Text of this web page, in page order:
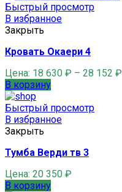
Быстрый просмотр
В избранное
Закрыть
Кровать Окаери 4
Цена: 18 630 ₽ – 28 152 ₽
В корзину
Быстрый просмотр
В избранное
Закрыть
Тумба Верди тв 3
Цена: 20 350 ₽
В корзину